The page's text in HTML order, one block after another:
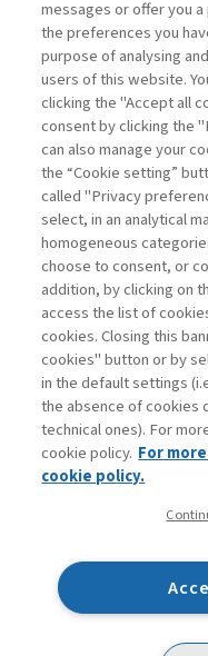
Contacts
Subscribe
Archived columns
Privacy
Accessibility
Mappa del sito
messages or offer you
the preferences you
purpose of analysing
users of this website.
clicking the "Accept all
consent by clicking the
can also manage your
the “Cookie setting”
called "Privacy
select, in an analytical
homogeneous
choose to consent, or
addition, by clicking on
access the list of
cookies. Closing this
cookies" button or by
in the default settings
the absence of cookies
technical ones). For
cookie policy. For
cookie policy.